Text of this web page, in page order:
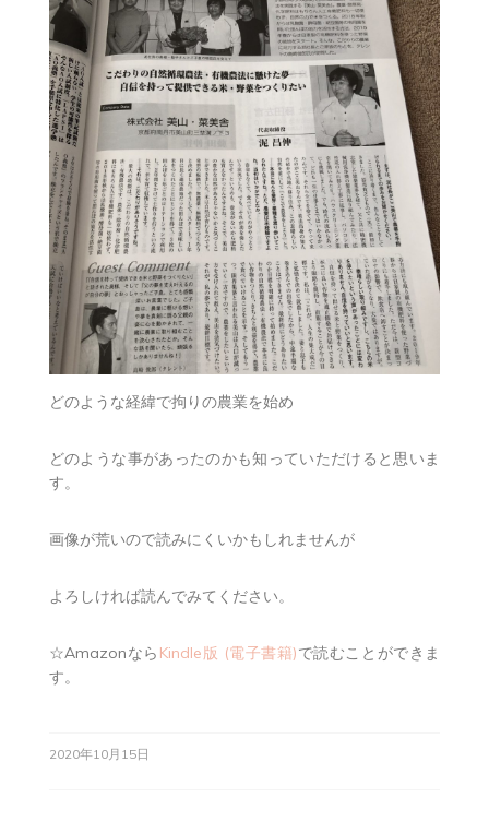
どのような経緯で拘りの農業を始め
どのような事があったのかも知っていただけると思いま
す。
画像が荒いので読みにくいかもしれませんが
よろしければ読んでみてください。
☆Amazonなら Kindle版 (電子書籍)で読むことができま
す。
2020年10月15日